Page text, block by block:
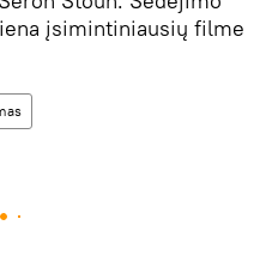
įsimintiniausių filme